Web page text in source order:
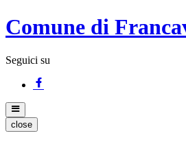
Comune di
Seguici su
close